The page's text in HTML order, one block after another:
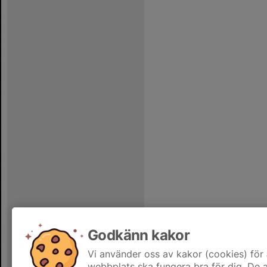
Godkänn kakor
Vi använder oss av kakor (cookies)